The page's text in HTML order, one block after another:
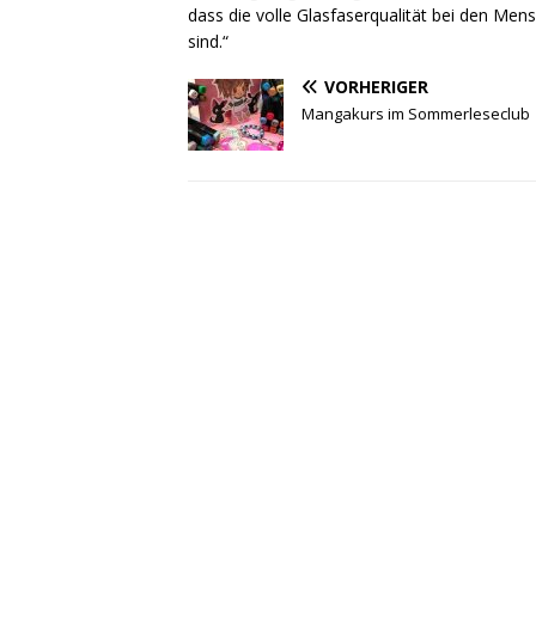
dass die volle Glasfaserqualität bei den
sind.“
VORHERIGER
Mangakurs im Sommerleseclub